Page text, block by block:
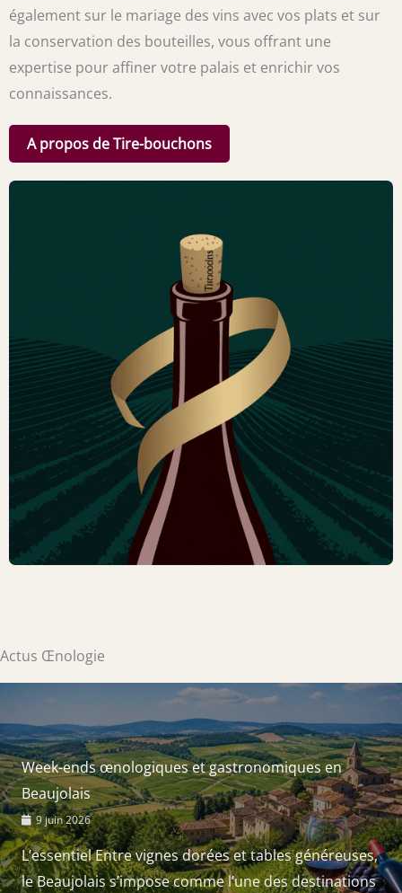
également sur le mariage des vins avec vos plats et sur
la conservation des bouteilles, vous offrant une
expertise pour affiner votre palais et enrichir vos
connaissances.
A propos de Tire-bouchons
Actus Œnologie
Week-ends œnologiques et gastronomiques en
Beaujolais
9 juin 2026
L’essentiel Entre vignes dorées et tables généreuses,
le Beaujolais s’impose comme l’une des destinations